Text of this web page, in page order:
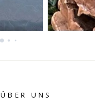
ÜBER UNS